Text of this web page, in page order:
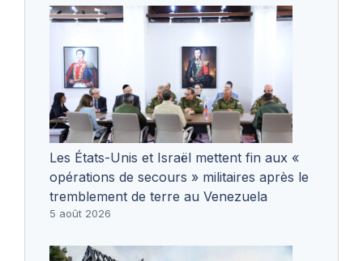
Les États-Unis et Israël mettent fin aux «
opérations de secours » militaires après le
tremblement de terre au Venezuela
5 août 2026